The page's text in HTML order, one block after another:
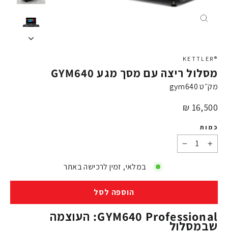
®KETTLER
מסלול ריצה עם מסך מגע GYM640
מק״טgym640
מחיר
16,500 ₪
כמות
−
+
במלאי, זמין לרכישה באתר
הוספה לסל
GYM640 Professional: העוצמה
שבמסלול